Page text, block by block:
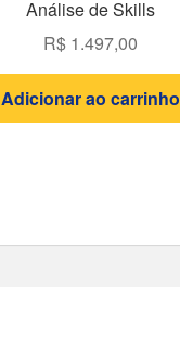
Análise de Skills
R$1.497,00
Adicionar ao carrinho